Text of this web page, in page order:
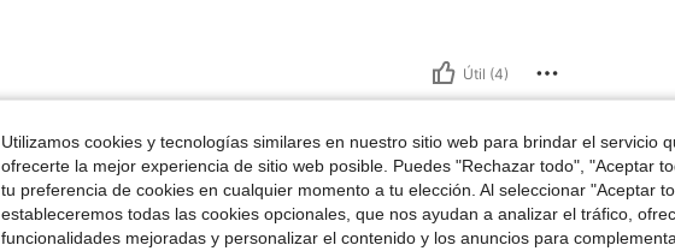
Útil (4)
Ver Más Reseñas
Utilizamos cookies y tecnologías similares en nuestro sitio web para brindar el servicio
ofrecerte la mejor experiencia de sitio web posible. Puedes "Rechazar todo", "Aceptar
tu preferencia de cookies en cualquier momento a tu elección. Al seleccionar "Aceptar
estableceremos todas las cookies opcionales, que nos ayudan a analizar el tráfico,
funcionalidades mejoradas y personalizar el contenido y los anuncios para